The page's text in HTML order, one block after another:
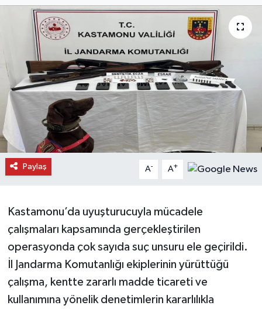
Paylaş A- A+
Kastamonu’da uyuşturucuyla mücadele
çalışmaları kapsamında gerçekleştirilen
operasyonda çok sayıda suç unsuru ele geçirildi.
İl Jandarma Komutanlığı ekiplerinin yürüttüğü
çalışma, kentte zararlı madde ticareti ve
kullanımına yönelik denetimlerin kararlılıkla
Daday Haberleri
Devrekani Haberleri
Doğanyurt Haberleri
Hanönü Haberleri
İhsangazi Haberleri
İnebolu Haberleri
Merkez Haberleri
Pınarbaşı Haberleri
Şenpazar Haberleri